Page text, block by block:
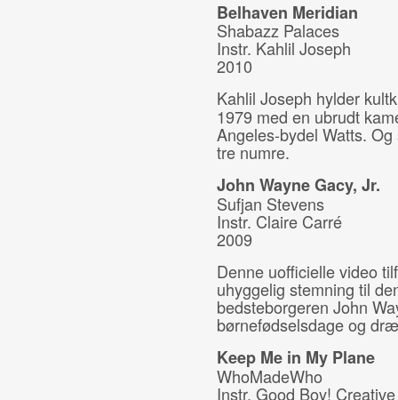
Belhaven Meridian
Shabazz Palaces
Instr. Kahlil Joseph
2010
Kahlil Joseph hylder
1979 med en ubrudt
Angeles-bydel Watts.
tre numre.
John Wayne Gacy, Jr.
Sufjan Stevens
Instr. Claire Carré
2009
Denne uofficielle video
uhyggelig stemning til
bedsteborgeren John
børnefødselsdage og
Keep Me in My Plane
WhoMadeWho
Instr. Good Boy! Creative